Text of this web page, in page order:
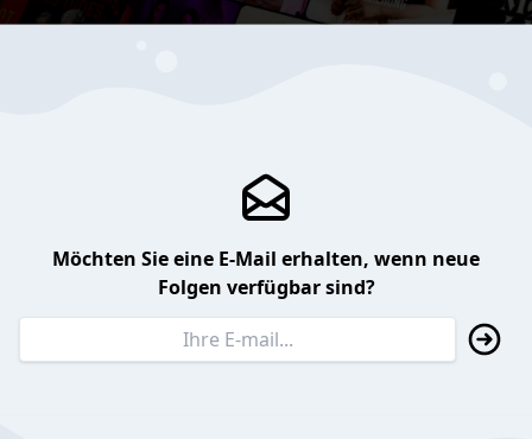
Möchten Sie eine E-Mail erhalten, wenn neue
Folgen verfügbar sind?